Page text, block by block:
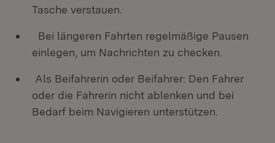
Tasche verstauen.
Bei längeren Fahrten regelmäßige Pausen
einlegen, um Nachrichten zu checken.
Als Beifahrerin oder Beifahrer: Den Fahrer
oder die Fahrerin nicht ablenken und bei
Bedarf beim Navigieren unterstützen.